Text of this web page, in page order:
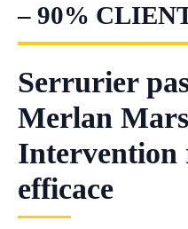
– 90%
Serrurier
Merlan
Intervention
efficace